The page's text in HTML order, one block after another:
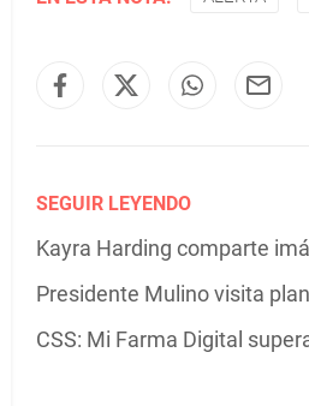
SEGUIR LEYENDO
Kayra Harding comparte
Presidente Mulino visita
CSS: Mi Farma Digital